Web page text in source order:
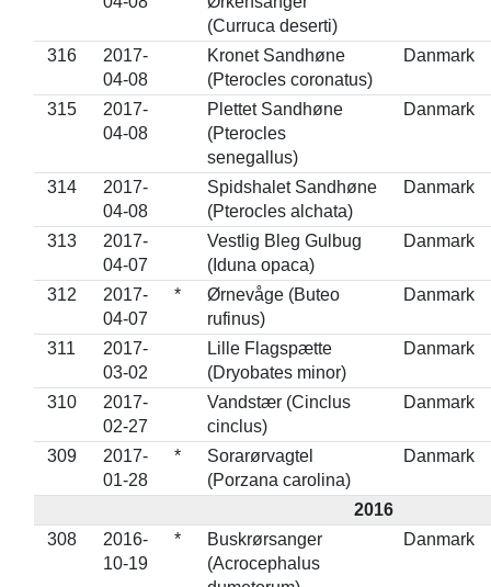
(Curruca deserti)
316
2017-
04-08
Kronet Sandhøne
(Pterocles coronatus)
Danmark
315
2017-
04-08
Plettet Sandhøne
(Pterocles
senegallus)
Danmark
314
2017-
04-08
Spidshalet Sandhøne
(Pterocles alchata)
Danmark
313
2017-
04-07
Vestlig Bleg Gulbug
(Iduna opaca)
Danmark
312
2017-
04-07
*
Ørnevåge (Buteo
rufinus)
Danmark
311
2017-
03-02
Lille Flagspætte
(Dryobates minor)
Danmark
310
2017-
02-27
Vandstær (Cinclus
cinclus)
Danmark
309
2017-
01-28
*
Sorarørvagtel
(Porzana carolina)
Danmark
2016
308
2016-
10-19
*
Buskrørsanger
(Acrocephalus
Danmark